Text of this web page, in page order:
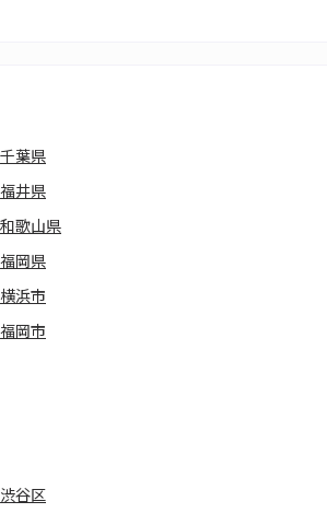
千葉県
福井県
和歌山県
福岡県
横浜市
福岡市
渋谷区